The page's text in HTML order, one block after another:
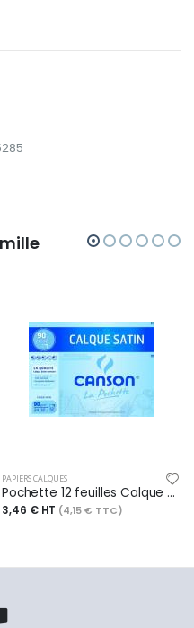
PAPIERS CALQUES
Pochette 12 feuilles Calque satin 24x32 90/95g/m², surface satinée
3,46 € HT (4,15 € TTC)